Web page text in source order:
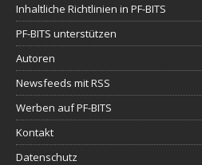
Inhaltliche Richtlinien in PF-BITS
PF-BITS unterstützen
Autoren
Newsfeeds mit RSS
Werben auf PF-BITS
Kontakt
Datenschutz